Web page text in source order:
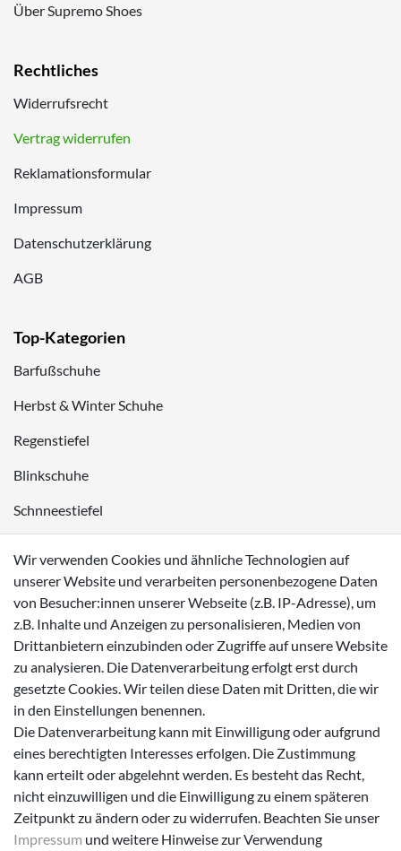
Über Supremo Shoes
Rechtliches
Widerrufsrecht
Vertrag widerrufen
Reklamationsformular
Impressum
Datenschutzerklärung
AGB
Top-Kategorien
Barfußschuhe
Herbst & Winter Schuhe
Regenstiefel
Blinkschuhe
Schnneestiefel
Sneaker
Zahlungsmöglichkeiten
Versanddienstleister
Wir verwenden Cookies und ähnliche Technologien auf
unserer Website und verarbeiten personenbezogene Daten
von Besucher:innen unserer Webseite (z.B. IP-Adresse), um
z.B. Inhalte und Anzeigen zu personalisieren, Medien von
Drittanbietern einzubinden oder Zugriffe auf unsere Website
zu analysieren. Die Datenverarbeitung erfolgt erst durch
gesetzte Cookies. Wir teilen diese Daten mit Dritten, die wir
in den Einstellungen benennen.
Die Datenverarbeitung kann mit Einwilligung oder aufgrund
eines berechtigten Interesses erfolgen. Die Zustimmung
kann erteilt oder abgelehnt werden. Es besteht das Recht,
nicht einzuwilligen und die Einwilligung zu einem späteren
Zeitpunkt zu ändern oder zu widerrufen. Beachten Sie unser
Impressum und weitere Hinweise zur Verwendung